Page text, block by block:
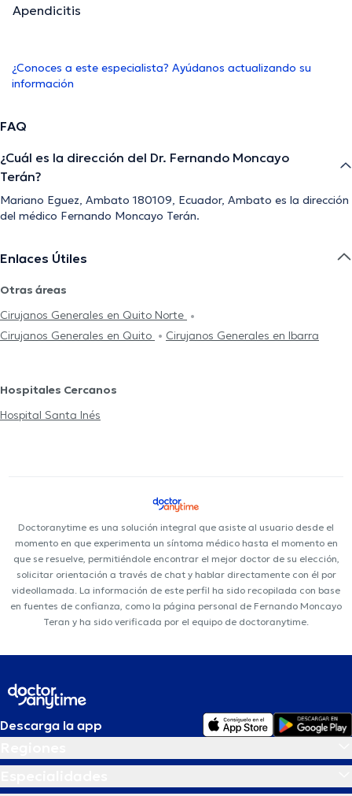
Apendicitis
¿Conoces a este especialista? Ayúdanos actualizando su
información
FAQ
¿Cuál es la dirección del Dr. Fernando Moncayo
Terán?
Mariano Eguez, Ambato 180109, Ecuador, Ambato es la dirección
del médico Fernando Moncayo Terán.
Enlaces Útiles
Otras áreas
Cirujanos Generales en Quito Norte
Cirujanos Generales en Quito
Cirujanos Generales en Ibarra
Hospitales Cercanos
Hospital Santa Inés
Doctoranytime es una solución integral que asiste al usuario desde el
momento en que experimenta un síntoma médico hasta el momento en
que se resuelve, permitiéndole encontrar el mejor doctor de su elección,
solicitar orientación a través de chat y hablar directamente con él por
videollamada. La información de este perfil ha sido recopilada con base
en fuentes de confianza, como la página personal de Fernando Moncayo
Teran y ha sido verificada por el equipo de doctoranytime.
Descarga la app